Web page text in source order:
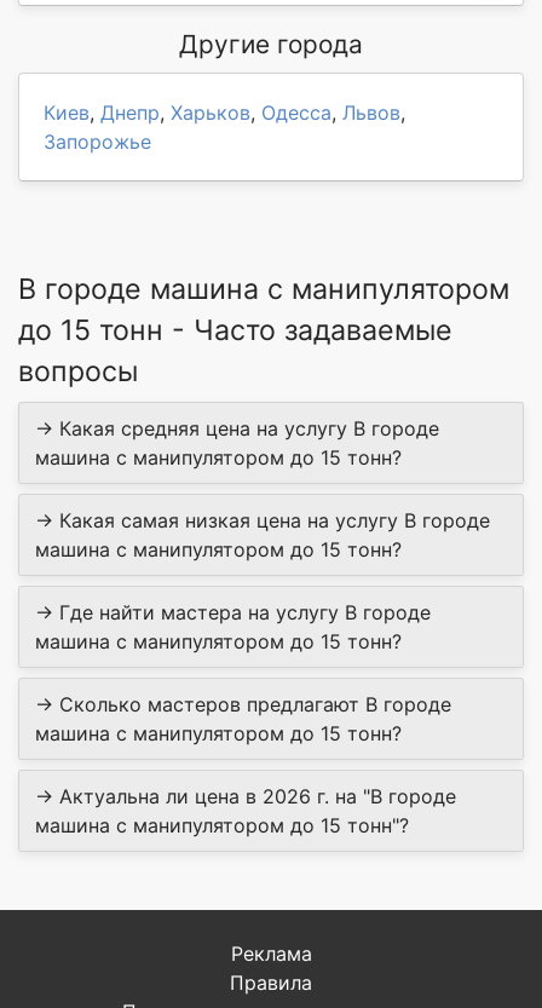
Другие города
Киев, Днепр, Харьков, Одесса, Львов,
Запорожье
В городе машина с манипулятором
до 15 тонн - Часто задаваемые
вопросы
→ Какая средняя цена на услугу В городе
машина с манипулятором до 15 тонн?
→ Какая самая низкая цена на услугу В городе
машина с манипулятором до 15 тонн?
→ Где найти мастера на услугу В городе
машина с манипулятором до 15 тонн?
→ Сколько мастеров предлагают В городе
машина с манипулятором до 15 тонн?
→ Актуальна ли цена в 2026 г. на "В городе
машина с манипулятором до 15 тонн"?
Реклама
Правила